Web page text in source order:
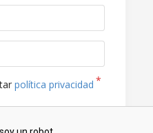
política privacidad